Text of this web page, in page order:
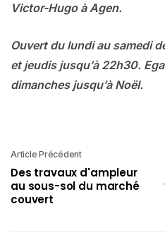
Victor-Hugo à Agen.
Ouvert du lundi au samedi
et jeudis jusqu’à 22h30.
dimanches jusqu’à Noël.
Article Précédent
Des travaux d'ampleur
au sous-sol du marché
couvert